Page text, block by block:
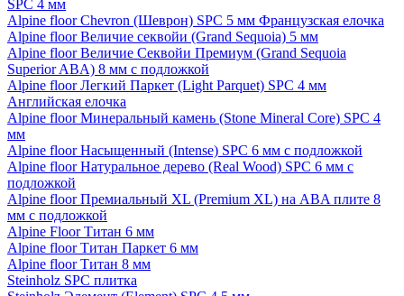
SPC 4 мм
Alpine floor Chevron (Шеврон) SPC 5 мм Французская елочка
Alpine floor Величие секвойи (Grand Sequoia) 5 мм
Alpine floor Величие Секвойи Премиум (Grand Sequoia
Superior ABA) 8 мм с подложкой
Alpine floor Легкий Паркет (Light Parquet) SPC 4 мм
Английская елочка
Alpine floor Минеральный камень (Stone Mineral Core) SPC 4
мм
Alpine floor Насыщенный (Intense) SPC 6 мм с подложкой
Alpine floor Натуральное дерево (Real Wood) SPC 6 мм с
подложкой
Alpine floor Премиальный XL (Premium XL) на ABA плите 8
мм с подложкой
Alpine Floor Титан 6 мм
Alpine floor Титан Паркет 6 мм
Alpine floor Титан 8 мм
Steinholz SPC плитка